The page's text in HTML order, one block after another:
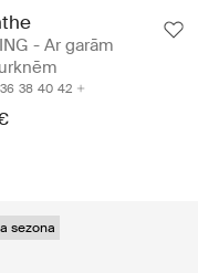
- Ar garām
36 38 40 42
sezona